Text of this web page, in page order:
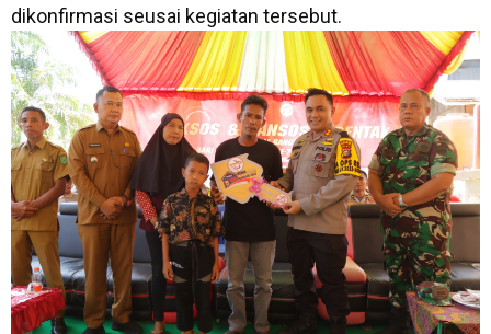
dikonfirmasi seusai kegiatan tersebut.